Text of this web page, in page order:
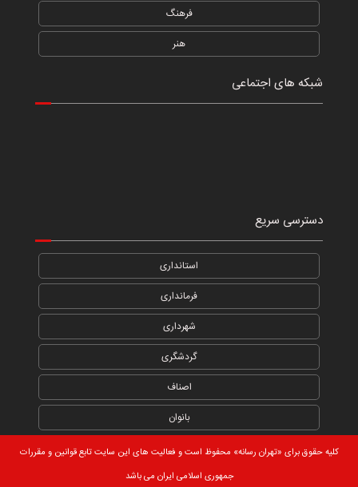
فرهنگ
هنر
شبکه های اجتماعی
دسترسی سریع
استانداری
فرمانداری
شهرداری
گردشگری
اصناف
بانوان
کلیه حقوق برای «تهران رسانه» محفوظ است و فعالیت های این سایت تابع قوانین و مقررات
جمهوری اسلامی ایران می باشد